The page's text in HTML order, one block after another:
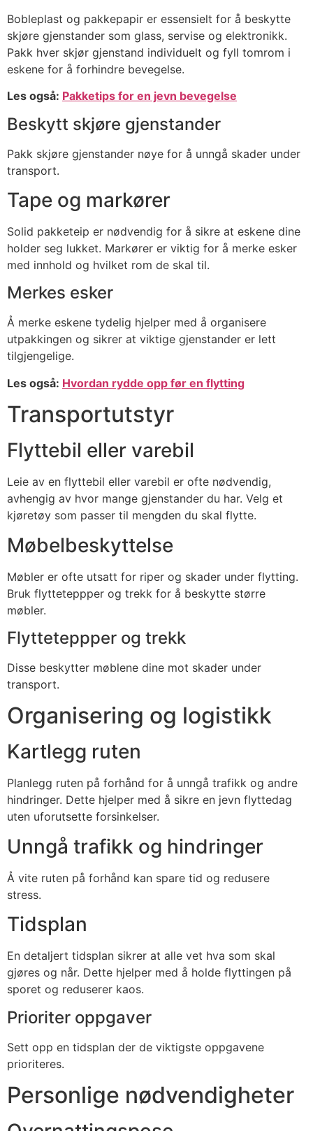
Bobleplast og pakkepapir er essensielt for å beskytte
skjøre gjenstander som glass, servise og elektronikk.
Pakk hver skjør gjenstand individuelt og fyll tomrom i
eskene for å forhindre bevegelse.
Les også: Pakketips for en jevn bevegelse
Beskytt skjøre gjenstander
Pakk skjøre gjenstander nøye for å unngå skader under
transport.
Tape og markører
Solid pakketeip er nødvendig for å sikre at eskene dine
holder seg lukket. Markører er viktig for å merke esker
med innhold og hvilket rom de skal til.
Merkes esker
Å merke eskene tydelig hjelper med å organisere
utpakkingen og sikrer at viktige gjenstander er lett
tilgjengelige.
Les også: Hvordan rydde opp før en flytting
Transportutstyr
Flyttebil eller varebil
Leie av en flyttebil eller varebil er ofte nødvendig,
avhengig av hvor mange gjenstander du har. Velg et
kjøretøy som passer til mengden du skal flytte.
Møbelbeskyttelse
Møbler er ofte utsatt for riper og skader under flytting.
Bruk flytteteppper og trekk for å beskytte større
møbler.
Flytteteppper og trekk
Disse beskytter møblene dine mot skader under
transport.
Organisering og logistikk
Kartlegg ruten
Planlegg ruten på forhånd for å unngå trafikk og andre
hindringer. Dette hjelper med å sikre en jevn flyttedag
uten uforutsette forsinkelser.
Unngå trafikk og hindringer
Å vite ruten på forhånd kan spare tid og redusere
stress.
Tidsplan
En detaljert tidsplan sikrer at alle vet hva som skal
gjøres og når. Dette hjelper med å holde flyttingen på
sporet og reduserer kaos.
Prioriter oppgaver
Sett opp en tidsplan der de viktigste oppgavene
prioriteres.
Personlige nødvendigheter